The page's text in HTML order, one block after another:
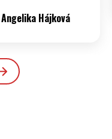
Hájková